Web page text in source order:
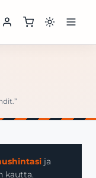
ja
kautta.